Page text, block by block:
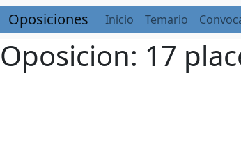
Oposiciones Inicio Temario
Oposicion: 17